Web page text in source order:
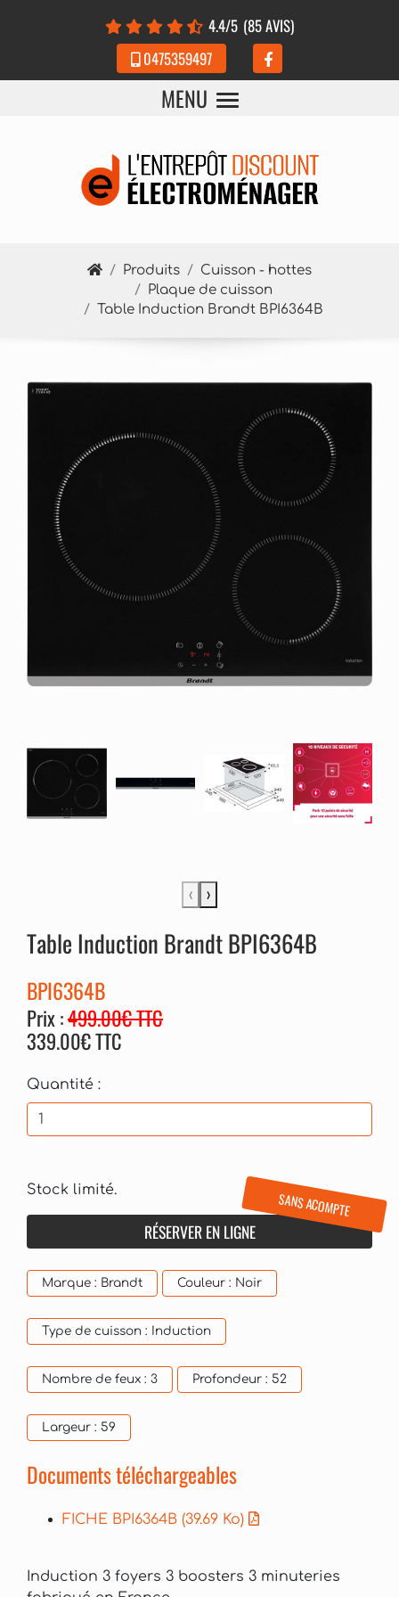
4.4/5 (85 AVIS)
0475359497
MENU
Produits
Cuisson - hottes
Plaque de cuisson
Table Induction Brandt BPI6364B
‹ ›
Table Induction Brandt BPI6364B
BPI6364B
Prix :499.00€ TTC
339.00€ TTC
Quantité :
Stock limité.
RÉSERVER EN LIGNE
SANS ACOMPTE
Marque : Brandt Couleur : Noir
Type de cuisson : Induction
Nombre de feux : 3 Profondeur : 52
Largeur : 59
Documents téléchargeables
FICHE BPI6364B (39.69 Ko)
Induction 3 foyers 3 boosters 3 minuteries